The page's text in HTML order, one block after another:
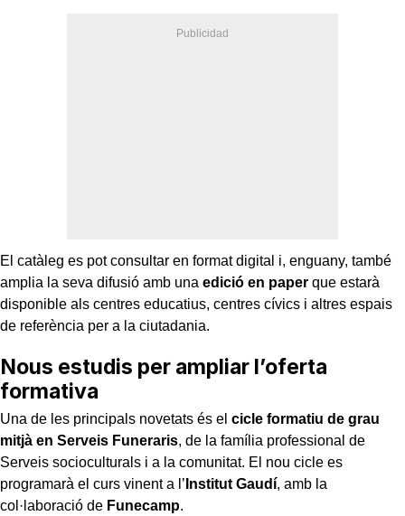
El catàleg es pot consultar en format digital i, enguany, també
amplia la seva difusió amb una edició en paper que estarà
disponible als centres educatius, centres cívics i altres espais
de referència per a la ciutadania.
Nous estudis per ampliar l’oferta
formativa
Una de les principals novetats és el cicle formatiu de grau
mitjà en Serveis Funeraris, de la família professional de
Serveis socioculturals i a la comunitat. El nou cicle es
programarà el curs vinent a l’ Institut Gaudí, amb la
col·laboració de Funecamp.